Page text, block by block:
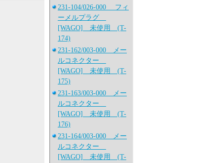
231-104/026-000 フィ
ーメルプラグ
[WAGO] 未使用 (T-
174)
231-162/003-000 メー
ルコネクター
[WAGO] 未使用 (T-
175)
231-163/003-000 メー
ルコネクター
[WAGO] 未使用 (T-
176)
231-164/003-000 メー
ルコネクター
[WAGO] 未使用 (T-